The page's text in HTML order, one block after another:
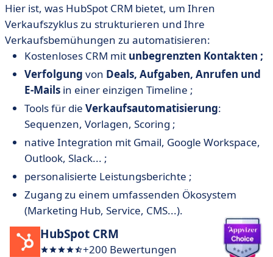
Hier ist, was HubSpot CRM bietet, um Ihren
Verkaufszyklus zu strukturieren und Ihre
Verkaufsbemühungen zu automatisieren:
Kostenloses CRM mit unbegrenzten Kontakten ;
Verfolgung von Deals, Aufgaben, Anrufen und
E-Mails in einer einzigen Timeline ;
Tools für die Verkaufsautomatisierung:
Sequenzen, Vorlagen, Scoring ;
native Integration mit Gmail, Google Workspace,
Outlook, Slack... ;
personalisierte Leistungsberichte ;
Zugang zu einem umfassenden Ökosystem
(Marketing Hub, Service, CMS...).
HubSpot CRM
+200 Bewertungen